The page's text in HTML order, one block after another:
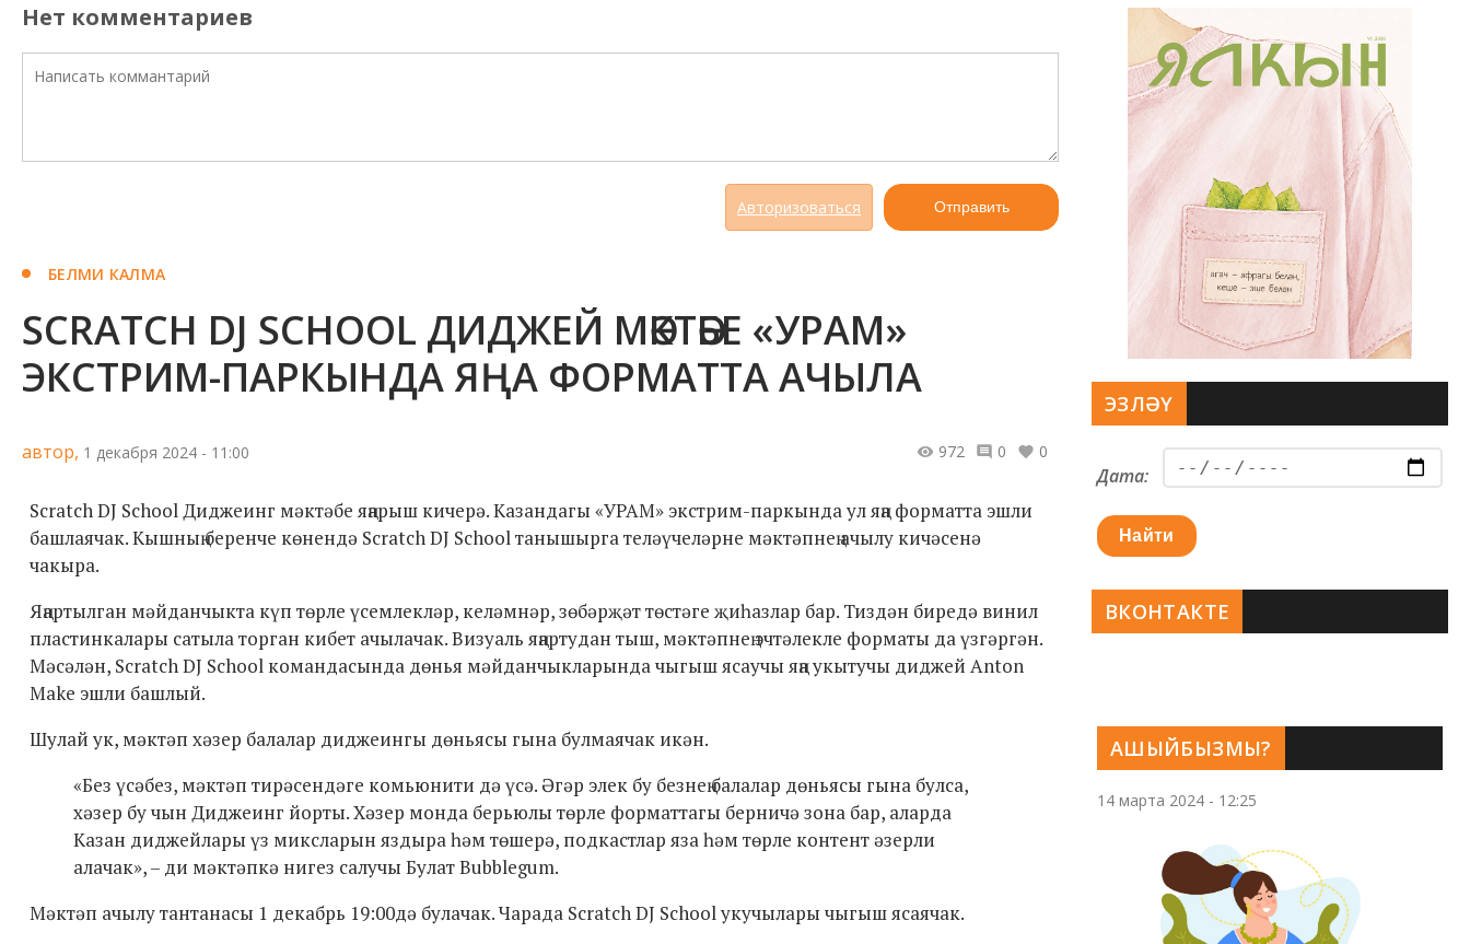
Нет комментариев
Авторизоваться Отправить
БЕЛМИ КАЛМА
SCRATCH DJ SCHOOL ДИДЖЕЙ МӘКТӘБЕ «УРАМ»
ЭКСТРИМ-ПАРКЫНДА ЯҢА ФОРМАТТА АЧЫЛА
автор, 1 декабря 2024 - 11:00 972 0 0
Scratch DJ School Диджеинг мәктәбе яңарыш кичерә. Казандагы «УРАМ» экстрим-паркында ул яңа форматта эшли
башлаячак. Кышның беренче көнендә Scratch DJ School танышырга теләүчеләрне мәктәпнең ачылу кичәсенә
чакыра.
Яңартылган мәйданчыкта күп төрле үсемлекләр, келәмнәр, зөбәрҗәт төстәге җиһазлар бар. Тиздән биредә винил
пластинкалары сатыла торган кибет ачылачак. Визуаль яңартудан тыш, мәктәпнең эчтәлекле форматы да үзгәргән.
Мәсәлән, Scratch DJ School командасында дөнья мәйданчыкларында чыгыш ясаучы яңа укытучы диджей Anton
Make эшли башлый.
Шулай ук, мәктәп хәзер балалар диджеингы дөньясы гына булмаячак икән.
«Без үсәбез, мәктәп тирәсендәге комьюнити дә үсә. Әгәр элек бу безнең балалар дөньясы гына булса,
хәзер бу чын Диджеинг йорты. Хәзер монда берьюлы төрле форматтагы берничә зона бар, аларда
Казан диджейлары үз миксларын яздыра һәм төшерә, подкастлар яза һәм төрле контент әзерли
алачак», – ди мәктәпкә нигез салучы Булат Bubblegum.
Мәктәп ачылу тантанасы 1 декабрь 19:00дә булачак. Чарада Scratch DJ School укучылары чыгыш ясаячак.
АШЫЙБЫЗМЫ?
14 марта 2024 - 12:25
ЭЗЛӘҮ
Дата:
Найти
ВКОНТАКТЕ